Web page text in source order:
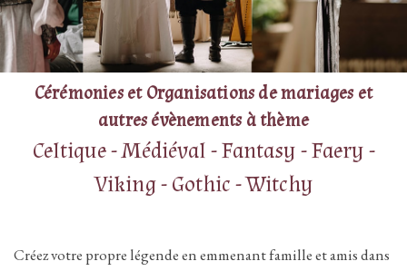
Cérémonies et Organisations de mariages et
autres évènements à thème
Celtique - Médiéval - Fantasy - Faery -
Viking - Gothic - Witchy
Créez votre propre légende en emmenant famille et amis dans